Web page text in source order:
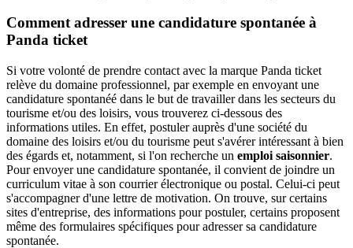
Comment adresser une candidature spontanée à
Panda ticket
Si votre volonté de prendre contact avec la marque Panda ticket
relève du domaine professionnel, par exemple en envoyant une
candidature spontanéé dans le but de travailler dans les secteurs du
tourisme et/ou des loisirs, vous trouverez ci-dessous des
informations utiles. En effet, postuler auprès d'une société du
domaine des loisirs et/ou du tourisme peut s'avérer intéressant à bien
des égards et, notamment, si l'on recherche un emploi saisonnier.
Pour envoyer une candidature spontanée, il convient de joindre un
curriculum vitae à son courrier électronique ou postal. Celui-ci peut
s'accompagner d'une lettre de motivation. On trouve, sur certains
sites d'entreprise, des informations pour postuler, certains proposent
même des formulaires spécifiques pour adresser sa candidature
spontanée.